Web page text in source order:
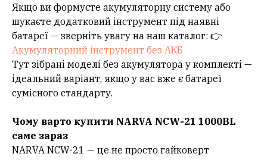
Якщо ви формуєте акумуляторну систему або
шукаєте додатковий інструмент під наявні
батареї — зверніть увагу на наш каталог: 👉
Акумуляторний інструмент без АКБ
Тут зібрані моделі без акумулятора у комплекті —
ідеальний варіант, якщо у вас вже є батареї
сумісного стандарту.
Чому варто купити NARVA NCW-21 1000BL
саме зараз
NARVA NCW-21 — це не просто гайковерт